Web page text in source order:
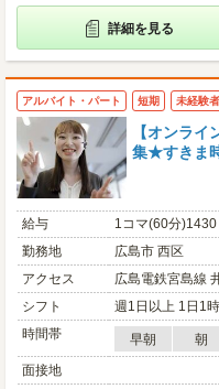
詳細を見る
アルバイト・パート 短期 未経験
【オンラ
集★すきま
給与
1コマ(60分
勤務地
広島市 西区
アクセス
広島電鉄宮島線
シフト
週1日以上 1日1
時間帯
早朝 朝
面接地